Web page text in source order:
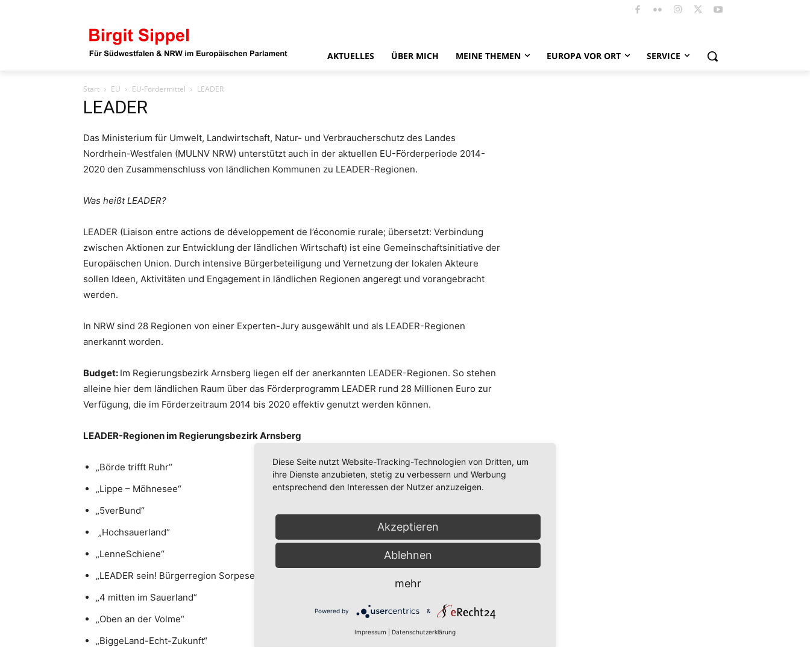
AKTUELLES ÜBER MICH MEINE THEMEN EUROPA VOR ORT SERVICE
Start EU EU-Fördermittel LEADER
LEADER
Das Ministerium für Umwelt, Landwirtschaft, Natur- und Verbraucherschutz des Landes
Nordrhein-Westfalen (MULNV NRW) unterstützt auch in der aktuellen EU-Förderperiode 2014-
2020 den Zusammenschluss von ländlichen Kommunen zu LEADER-Regionen.
Was heißt LEADER?
LEADER (Liaison entre actions de développement de l’économie rurale; übersetzt: Verbindung
zwischen Aktionen zur Entwicklung der ländlichen Wirtschaft) ist eine Gemeinschaftsinitiative der
Europäischen Union. Durch intensive Bürgerbeteiligung und Vernetzung der lokalen Akteure
sollen Ideen, Aktivitäten und Engagement in ländlichen Regionen angeregt und vorangebracht
werden.
In NRW sind 28 Regionen von einer Experten-Jury ausgewählt und als LEADER-Regionen
anerkannt worden.
Budget: Im Regierungsbezirk Arnsberg liegen elf der anerkannten LEADER-Regionen. So stehen
alleine hier dem ländlichen Raum über das Förderprogramm LEADER rund 28 Millionen Euro zur
Verfügung, die im Förderzeitraum 2014 bis 2020 effektiv genutzt werden können.
LEADER-Regionen im Regierungsbezirk Arnsberg
„Börde trifft Ruhr“
„Lippe – Möhnesee“
„5verBund“
„Hochsauerland“
„LenneSchiene“
„LEADER sein! Bürgerregion Sorpesee“
„4 mitten im Sauerland“
„Oben an der Volme“
„BiggeLand-Echt-Zukunft“
Diese Seite nutzt Website-Tracking-Technologien von Dritten, um
ihre Dienste anzubieten, stetig zu verbessern und Werbung
entsprechend den Interessen der Nutzer anzuzeigen.
Akzeptieren
Ablehnen
mehr
Powered by &
Impressum Datenschutzerklärung